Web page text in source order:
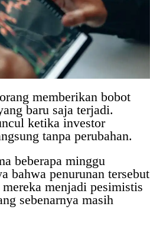
memberikan bobot
baru saja terjadi.
ketika investor
tanpa perubahan.
beberapa minggu
bahwa penurunan tersebut
menjadi pesimistis
sebenarnya masih